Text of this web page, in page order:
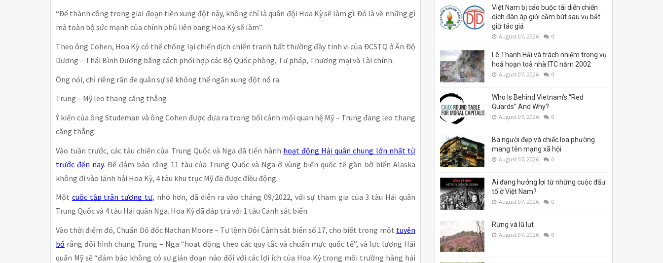
“Để thành công trong giai đoạn tiền xung đột này, không chỉ là quân đội Hoa Kỳ sẽ làm gì. Đó là về những gì
mà toàn bộ sức mạnh của chính phủ liên bang Hoa Kỳ sẽ làm”.
Theo ông Cohen, Hoa Kỳ có thể chống lại chiến dịch chiến tranh bất thường đầy tinh vi của ĐCSTQ ở Ấn Độ
Dương – Thái Bình Dương bằng cách phối hợp các Bộ Quốc phòng, Tư pháp, Thương mại và Tài chính.
Ông nói, chỉ riêng răn đe quân sự sẽ không thể ngăn xung đột nổ ra.
Trung – Mỹ leo thang căng thẳng
Ý kiến của ông Studeman và ông Cohen được đưa ra trong bối cảnh mối quan hệ Mỹ – Trung đang leo thang
căng thẳng.
Vào tuần trước, các tàu chiến của Trung Quốc và Nga đã tiến hành hoạt động Hải quân chung lớn nhất từ
trước đến nay. Để đảm bảo rằng 11 tàu của Trung Quốc và Nga ở vùng biển quốc tế gần bờ biển Alaska
không đi vào lãnh hải Hoa Kỳ, 4 tàu khu trục Mỹ đã được điều động.
Một cuộc tập trận tương tự, nhỏ hơn, đã diễn ra vào tháng 09/2022, với sự tham gia của 3 tàu Hải quân
Trung Quốc và 4 tàu Hải quân Nga. Hoa Kỳ đã đáp trả với 1 tàu Cảnh sát biển.
Vào thời điểm đó, Chuẩn Đô đốc Nathan Moore – Tư lệnh Đội Cảnh sát biển số 17, cho biết trong một tuyên
bố rằng đội hình chung Trung – Nga “hoạt động theo các quy tắc và chuẩn mực quốc tế”, và lực lượng Hải
quân Mỹ sẽ “đảm bảo không có sự gián đoạn nào đối với các lợi ích của Hoa Kỳ trong môi trường hàng hải
Việt Nam bị cáo buộc tái diễn chiến
dịch đàn áp giới cầm bút sau vụ bắt
giữ tác giả
August 07, 2026 0
Lê Thanh Hải và trách nhiệm trong vụ
hoả hoạn toà nhà ITC năm 2002
August 07, 2026 0
Who Is Behind Vietnam’s “Red
Guards” And Why?
August 07, 2026 0
Ba người đẹp và chiếc loa phường
mang tên mạng xã hội
August 07, 2026 0
Ai đang hưởng lợi từ những cuộc đấu
tố ở Việt Nam?
August 07, 2026 0
Rừng và lũ lụt
August 07, 2026 0